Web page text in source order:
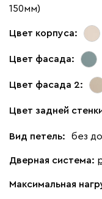
150мм)
Цвет корпуса:
Цвет фасада:
Цвет фасада 2:
Цвет задней
Вид петель: без
Дверная система:
Максимальная